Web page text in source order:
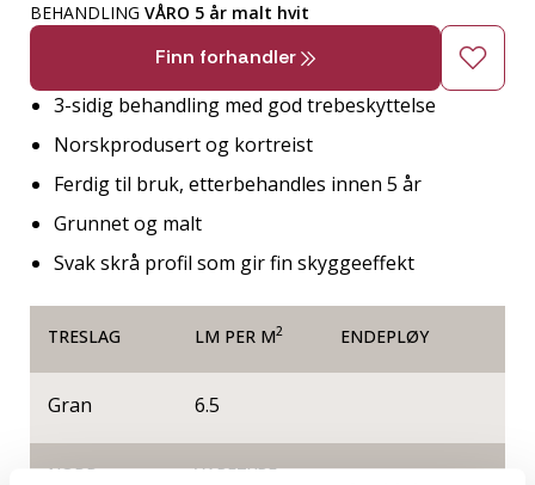
BEHANDLING VÅRO 5 år malt hvit
Finn forhandler
3-sidig behandling med god trebeskyttelse
Norskprodusert og kortreist
Ferdig til bruk, etterbehandles innen 5 år
Grunnet og malt
Svak skrå profil som gir fin skyggeeffekt
TRESLAG LM PER M2 ENDEPLØY
Gran 6.5
NOBB VARETYPE